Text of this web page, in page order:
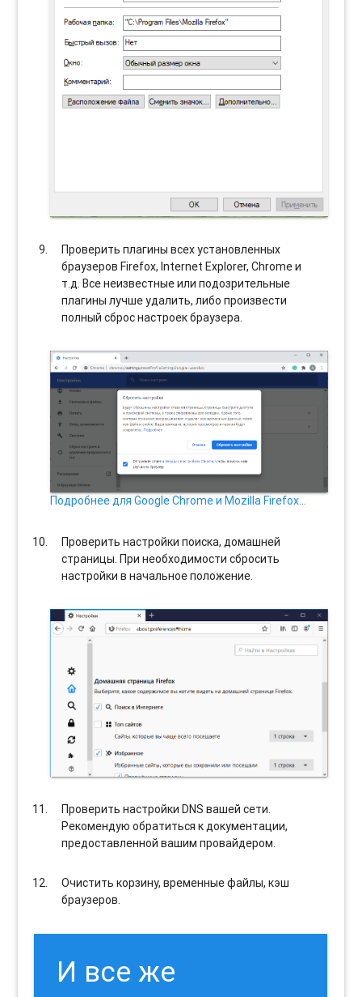
Проверить плагины всех установленных
браузеров Firefox, Internet Explorer, Chrome и
т.д. Все неизвестные или подозрительные
плагины лучше удалить, либо произвести
полный сброс настроек браузера.
Подробнее для Google Chrome и Mozilla Firefox…
Проверить настройки поиска, домашней
страницы. При необходимости сбросить
настройки в начальное положение.
Проверить настройки DNS вашей сети.
Рекомендую обратиться к документации,
предоставленной вашим провайдером.
Очистить корзину, временные файлы, кэш
браузеров.
И все же